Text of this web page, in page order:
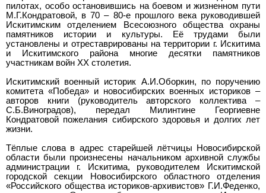
пилотах, особо остановившись на боевом и жизненном пути
М.Г.Кондратовой, в 70 – 80-е прошлого века руководившей
Искитимским отделением Всесоюзного общества охраны
памятников истории и культуры. Её трудами были
установлены и отреставрированы на территории г. Искитима
и Искитимского района многие десятки памятников
участникам войн XX столетия.
Искитимский военный историк А.И.Оборкин, по поручению
комитета «Победа» и новосибирских военных историков –
авторов книги (руководитель авторского коллектива –
С.Б.Виноградов), передал Милинтине Георгиевне
Кондратовой пожелания сибирского здоровья и долгих лет
жизни.
Тёплые слова в адрес старейшей лётчицы Новосибирской
области были произнесены начальником архивной службы
администрации г. Искитима, руководителем Искитимской
городской секции Новосибирского областного отделения
«Российского общества историков-архивистов» Г.И.Феденко,